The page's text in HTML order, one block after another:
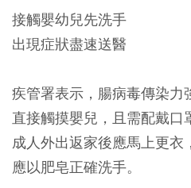
接觸嬰幼兒先洗手
出現症狀盡速送醫
疾管署表示，腸病毒傳染力
直接觸摸嬰兒，且需配戴口
成人外出返家後應馬上更衣
應以肥皂正確洗手。